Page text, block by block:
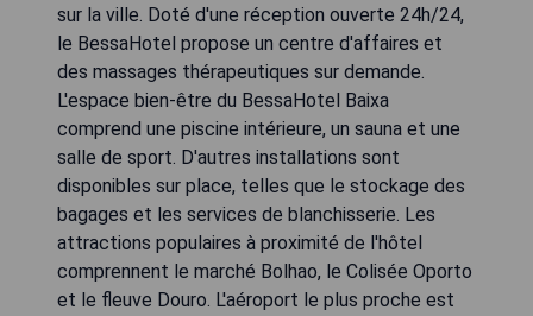
sur la ville. Doté d'une réception ouverte 24h/24,
le BessaHotel propose un centre d'affaires et
des massages thérapeutiques sur demande.
L'espace bien-être du BessaHotel Baixa
comprend une piscine intérieure, un sauna et une
salle de sport. D'autres installations sont
disponibles sur place, telles que le stockage des
bagages et les services de blanchisserie. Les
attractions populaires à proximité de l'hôtel
comprennent le marché Bolhao, le Colisée Oporto
et le fleuve Douro. L'aéroport le plus proche est